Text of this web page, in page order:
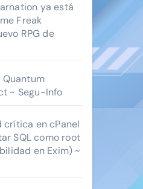
ya está
Freak
RPG de
Quantum
~ Segu-Info
en cPanel
SQL como root
en Exim) ~